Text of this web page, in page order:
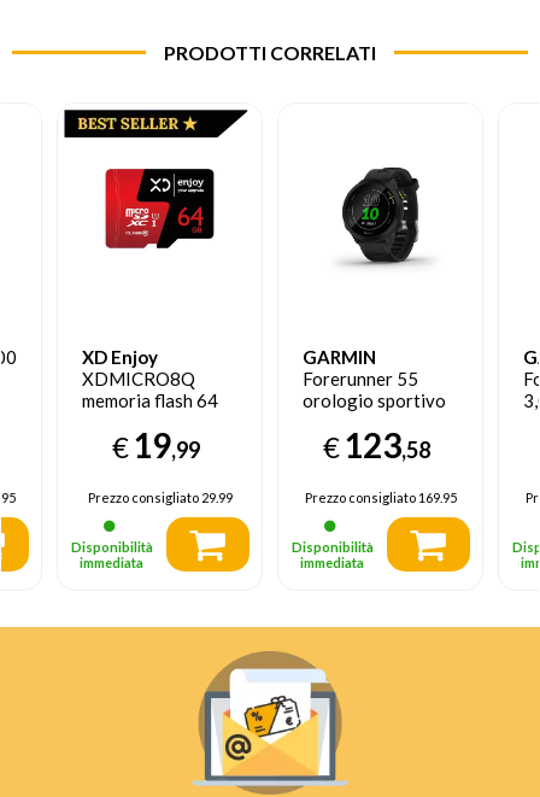
PRODOTTI CORRELATI
XD Enjoy
XDMICRO8Q
memoria flash 64
Classe 10
€19,99
Prezzo consigliato29.99
Disponibilità
immediata
GARMIN
Forerunner 55
orologio sportivo
Bluetooth 208 x
208 Pixel Nero
€123,58
Prezzo consigliato169.95
Disponibilità
immediata